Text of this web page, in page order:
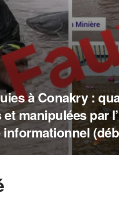
à Conakry :
et manipulées par